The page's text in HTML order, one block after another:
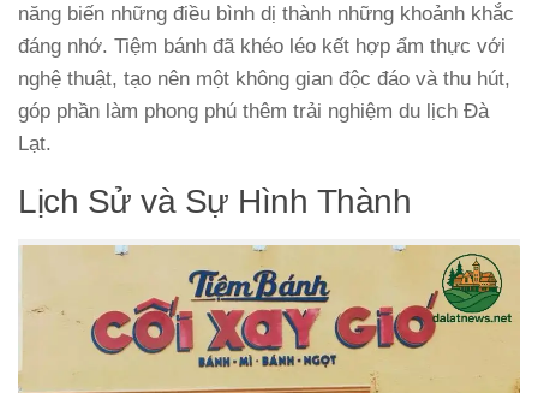
năng biến những điều bình dị thành những khoảnh khắc
đáng nhớ. Tiệm bánh đã khéo léo kết hợp ẩm thực với
nghệ thuật, tạo nên một không gian độc đáo và thu hút,
góp phần làm phong phú thêm trải nghiệm du lịch Đà
Lạt.
Lịch Sử và Sự Hình Thành